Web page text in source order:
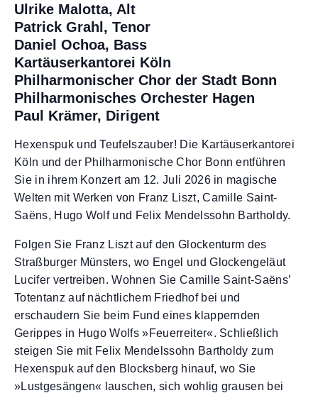
Ulrike Malotta, Alt
Patrick Grahl, Tenor
Daniel Ochoa, Bass
Kartäuserkantorei Köln
Philharmonischer Chor der Stadt Bonn
Philharmonisches Orchester Hagen
Paul Krämer, Dirigent
Hexenspuk und Teufelszauber! Die Kartäuserkantorei
Köln und der Philharmonische Chor Bonn entführen
Sie in ihrem Konzert am 12. Juli 2026 in magische
Welten mit Werken von Franz Liszt, Camille Saint-
Saëns, Hugo Wolf und Felix Mendelssohn Bartholdy.
Folgen Sie Franz Liszt auf den Glockenturm des
Straßburger Münsters, wo Engel und Glockengeläut
Lucifer vertreiben. Wohnen Sie Camille Saint-Saëns’
Totentanz auf nächtlichem Friedhof bei und
erschaudern Sie beim Fund eines klappernden
Gerippes in Hugo Wolfs »Feuerreiter«. Schließlich
steigen Sie mit Felix Mendelssohn Bartholdy zum
Hexenspuk auf den Blocksberg hinauf, wo Sie
»Lustgesängen« lauschen, sich wohlig grausen bei